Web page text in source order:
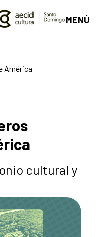
MENÚ
América
cultural y